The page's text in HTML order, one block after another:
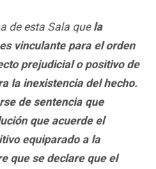
de esta Sala quela
vinculante para el orden
prejudicial o positivo de
la inexistencia del hecho.
de sentencia que
que acuerde el
equiparado a la
que se declare que el